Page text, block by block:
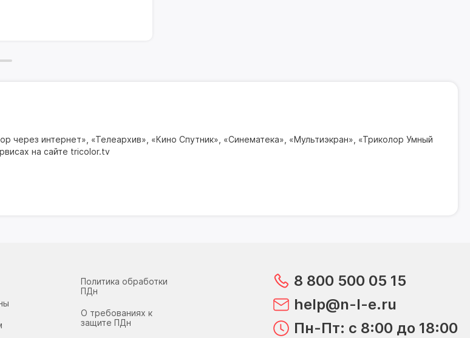
интернет», «Телеархив», «Кино Спутник», «Синематека», «Мультиэкран», «Триколор Умный
на сайте tricolor.tv
Политика обработки
ПДн
О требованиях к
защите ПДн
8 800 500 05 15
help@n-l-e.ru
Пн-Пт: с 8:00 до 18:00